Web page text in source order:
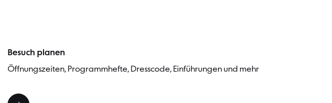
Besuch planen
Öffnungszeiten, Programmhefte, Dresscode, Einführungen und mehr